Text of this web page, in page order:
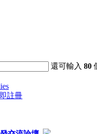
還可輸入80
註冊